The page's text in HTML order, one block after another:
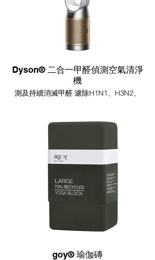
Dyson® 二合一甲醛偵測空氣清淨
機
測及持續消滅甲醛 濾除H1N1、H3N2、
goy® 瑜伽磚